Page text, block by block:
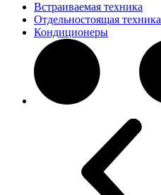
Встраиваемая техника
Отдельностоящая техника
Кондиционеры